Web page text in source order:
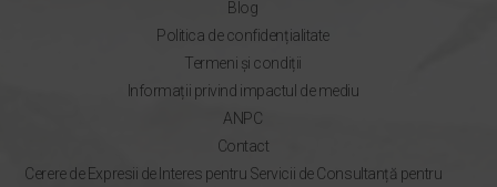
Blog
Politica de confidențialitate
Termeni și condiții
Informații privind impactul de mediu
ANPC
Contact
Cerere de Expresii de Interes pentru Servicii de Consultanță pentru